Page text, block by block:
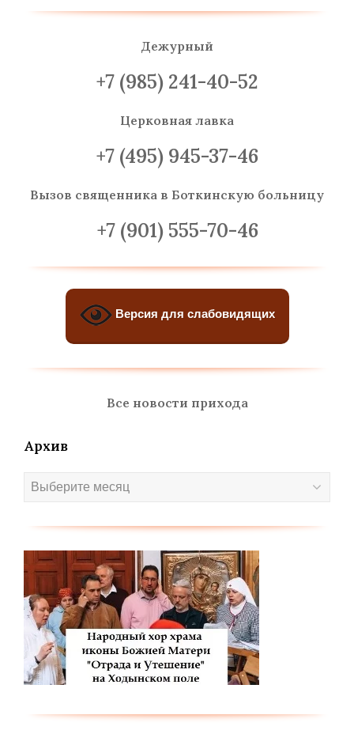
Дежурный
+7 (985) 241-40-52
Церковная лавка
+7 (495) 945-37-46
Вызов священника в Боткинскую больницу
+7 (901) 555-70-46
Версия для слабовидящих
Все новости прихода
Архив
Архив